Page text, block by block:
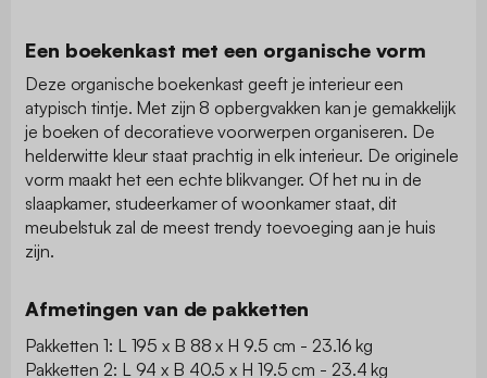
Een boekenkast met een organische vorm
Deze organische boekenkast geeft je interieur een
atypisch tintje. Met zijn 8 opbergvakken kan je gemakkelijk
je boeken of decoratieve voorwerpen organiseren. De
helderwitte kleur staat prachtig in elk interieur. De originele
vorm maakt het een echte blikvanger. Of het nu in de
slaapkamer, studeerkamer of woonkamer staat, dit
meubelstuk zal de meest trendy toevoeging aan je huis
zijn.
Afmetingen van de pakketten
Pakketten 1: L 195 x B 88 x H 9.5 cm - 23.16 kg
Pakketten 2: L 94 x B 40.5 x H 19.5 cm - 23.4 kg